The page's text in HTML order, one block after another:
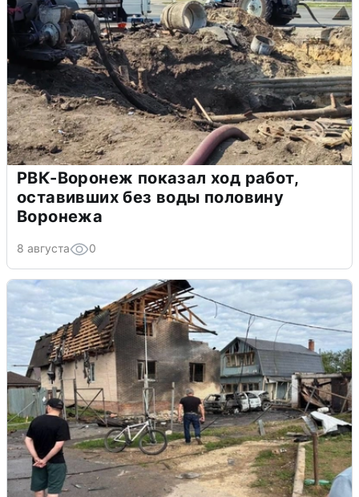
РВК-Воронеж показал ход работ,
оставивших без воды половину
Воронежа
8 августа 0